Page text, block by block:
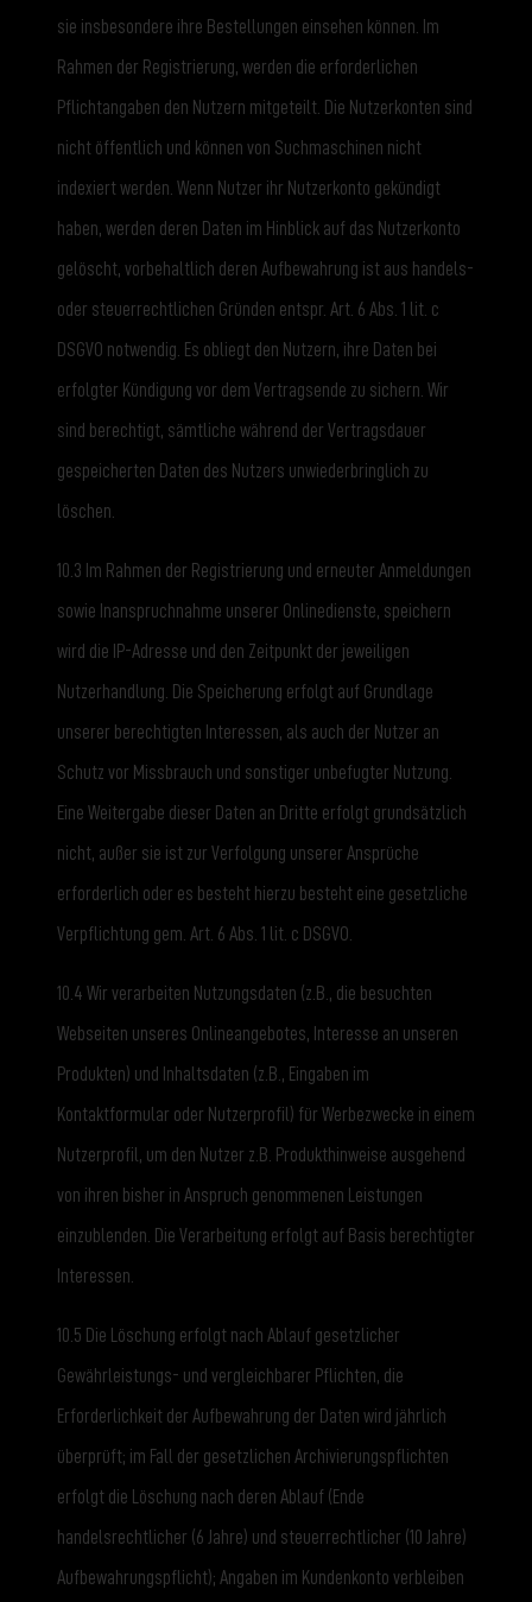
sie insbesondere ihre Bestellungen einsehen können. Im
Rahmen der Registrierung, werden die erforderlichen
Pflichtangaben den Nutzern mitgeteilt. Die Nutzerkonten sind
nicht öffentlich und können von Suchmaschinen nicht
indexiert werden. Wenn Nutzer ihr Nutzerkonto gekündigt
haben, werden deren Daten im Hinblick auf das Nutzerkonto
gelöscht, vorbehaltlich deren Aufbewahrung ist aus handels-
oder steuerrechtlichen Gründen entspr. Art. 6 Abs. 1 lit. c
DSGVO notwendig. Es obliegt den Nutzern, ihre Daten bei
erfolgter Kündigung vor dem Vertragsende zu sichern. Wir
sind berechtigt, sämtliche während der Vertragsdauer
gespeicherten Daten des Nutzers unwiederbringlich zu
löschen.
10.3 Im Rahmen der Registrierung und erneuter Anmeldungen
sowie Inanspruchnahme unserer Onlinedienste, speichern
wird die IP-Adresse und den Zeitpunkt der jeweiligen
Nutzerhandlung. Die Speicherung erfolgt auf Grundlage
unserer berechtigten Interessen, als auch der Nutzer an
Schutz vor Missbrauch und sonstiger unbefugter Nutzung.
Eine Weitergabe dieser Daten an Dritte erfolgt grundsätzlich
nicht, außer sie ist zur Verfolgung unserer Ansprüche
erforderlich oder es besteht hierzu besteht eine gesetzliche
Verpflichtung gem. Art. 6 Abs. 1 lit. c DSGVO.
10.4 Wir verarbeiten Nutzungsdaten (z.B., die besuchten
Webseiten unseres Onlineangebotes, Interesse an unseren
Produkten) und Inhaltsdaten (z.B., Eingaben im
Kontaktformular oder Nutzerprofil) für Werbezwecke in einem
Nutzerprofil, um den Nutzer z.B. Produkthinweise ausgehend
von ihren bisher in Anspruch genommenen Leistungen
einzublenden. Die Verarbeitung erfolgt auf Basis berechtigter
Interessen.
10.5 Die Löschung erfolgt nach Ablauf gesetzlicher
Gewährleistungs- und vergleichbarer Pflichten, die
Erforderlichkeit der Aufbewahrung der Daten wird jährlich
überprüft; im Fall der gesetzlichen Archivierungspflichten
erfolgt die Löschung nach deren Ablauf (Ende
handelsrechtlicher (6 Jahre) und steuerrechtlicher (10 Jahre)
Aufbewahrungspflicht); Angaben im Kundenkonto verbleiben